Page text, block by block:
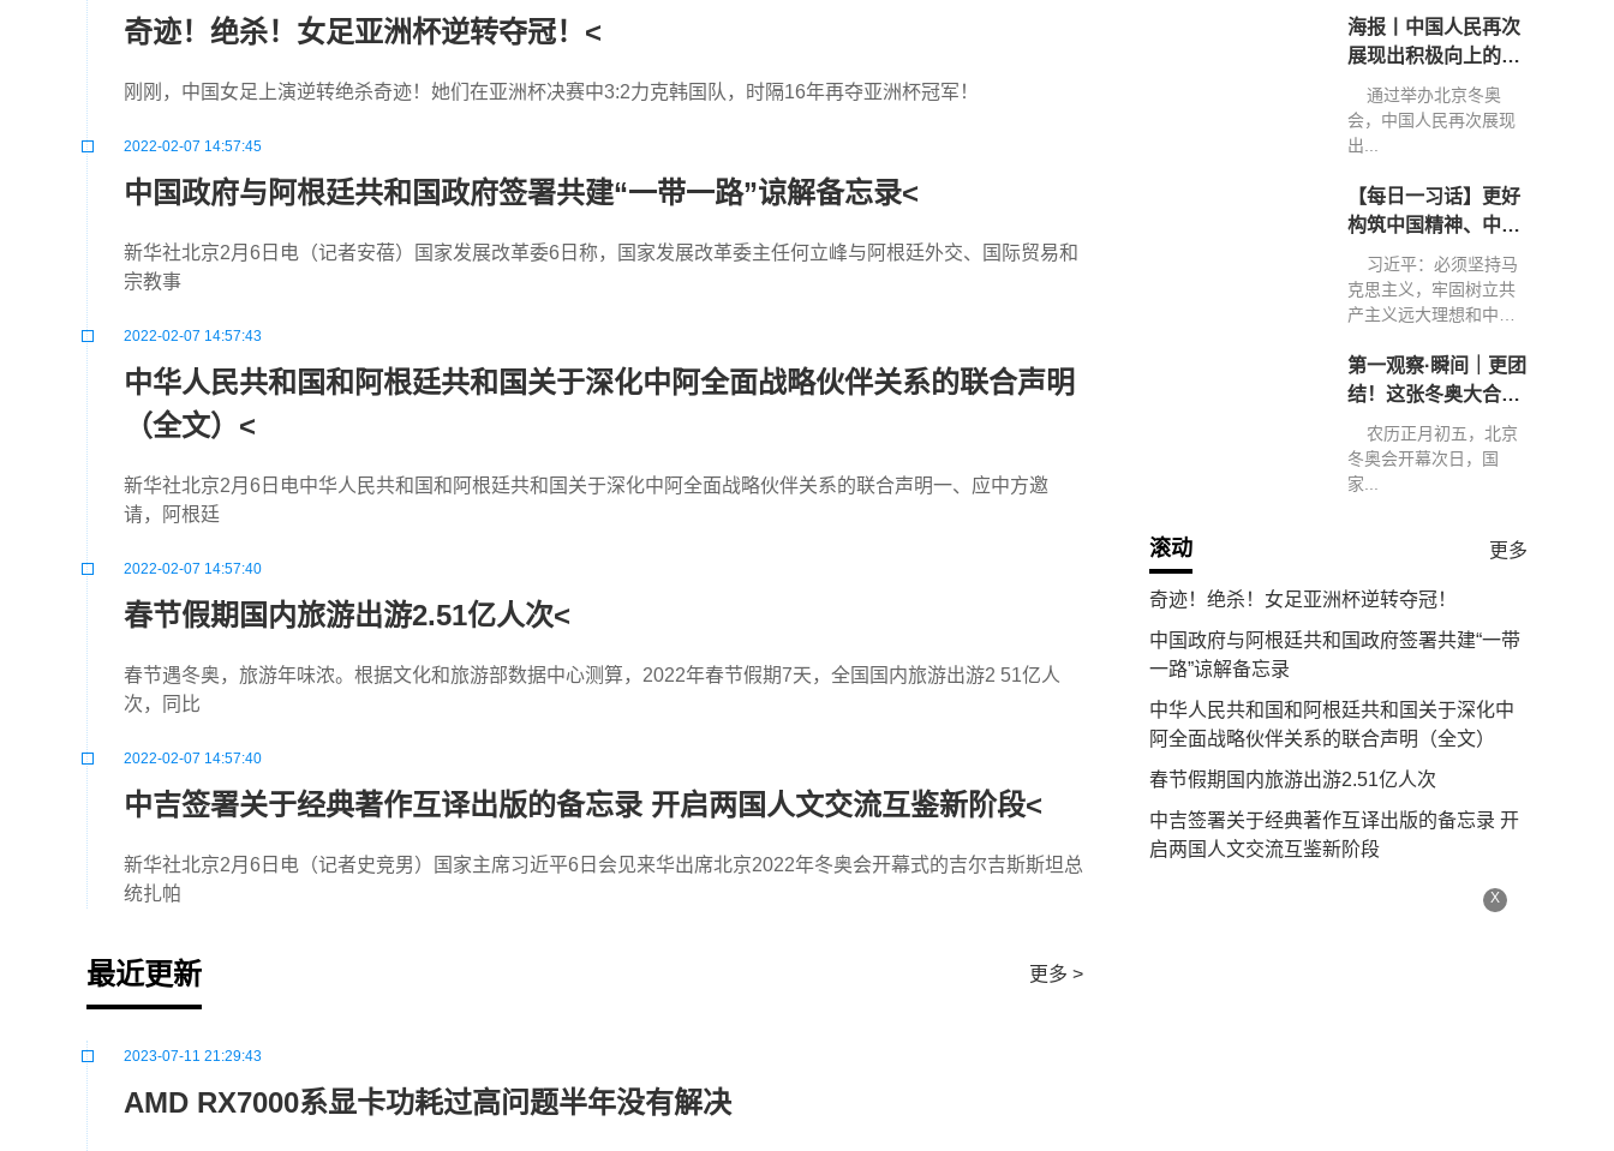
奇迹！绝杀！女足亚洲杯逆转夺冠！<
刚刚，中国女足上演逆转绝杀奇迹！她们在亚洲杯决赛中3:2力克韩国队，时隔16年再夺亚洲杯冠军！
2022-02-07 14:57:45
中国政府与阿根廷共和国政府签署共建“一带一路”谅解备忘录<
新华社北京2月6日电（记者安蓓）国家发展改革委6日称，国家发展改革委主任何立峰与阿根廷外交、国际贸易和
宗教事
2022-02-07 14:57:43
中华人民共和国和阿根廷共和国关于深化中阿全面战略伙伴关系的联合声明
（全文）<
新华社北京2月6日电中华人民共和国和阿根廷共和国关于深化中阿全面战略伙伴关系的联合声明一、应中方邀
请，阿根廷
2022-02-07 14:57:40
春节假期国内旅游出游2.51亿人次<
春节遇冬奥，旅游年味浓。根据文化和旅游部数据中心测算，2022年春节假期7天，全国国内旅游出游2 51亿人
次，同比
2022-02-07 14:57:40
中吉签署关于经典著作互译出版的备忘录 开启两国人文交流互鉴新阶段<
新华社北京2月6日电（记者史竞男）国家主席习近平6日会见来华出席北京2022年冬奥会开幕式的吉尔吉斯斯坦总
统扎帕
最近更新 更多 >
2023-07-11 21:29:43
AMD RX7000系显卡功耗过高问题半年没有解决
海报丨中国人民再次
展现出积极向上的精
神和力量
通过举办北京冬奥
会，中国人民再次展现
出...
【每日一习话】更好
构筑中国精神、中国
价值、中国力量
习近平：必须坚持马
克思主义，牢固树立共
产主义远大理想和中国
第一观察·瞬间｜更团
结！这张冬奥大合影
弥足珍贵
农历正月初五，北京
冬奥会开幕次日，国
家...
滚动 更多
奇迹！绝杀！女足亚洲杯逆转夺冠！
中国政府与阿根廷共和国政府签署共建“一带
一路”谅解备忘录
中华人民共和国和阿根廷共和国关于深化中
阿全面战略伙伴关系的联合声明（全文）
春节假期国内旅游出游2.51亿人次
中吉签署关于经典著作互译出版的备忘录 开
启两国人文交流互鉴新阶段
X